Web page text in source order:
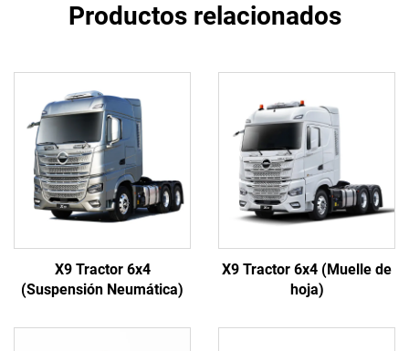
Productos relacionados
X9 Tractor 6x4
(Suspensión Neumática)
X9 Tractor 6x4 (Muelle de
hoja)